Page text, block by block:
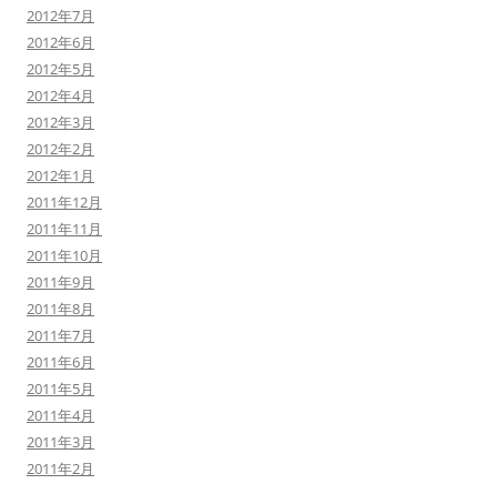
2012年7月
2012年6月
2012年5月
2012年4月
2012年3月
2012年2月
2012年1月
2011年12月
2011年11月
2011年10月
2011年9月
2011年8月
2011年7月
2011年6月
2011年5月
2011年4月
2011年3月
2011年2月